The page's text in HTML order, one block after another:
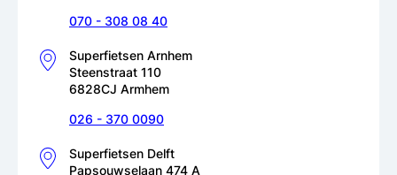
070 - 308 08 40
Superfietsen Arnhem
Steenstraat 110
6828CJ Armhem
026 - 370 0090
Superfietsen Delft
Papsouwselaan 474 A